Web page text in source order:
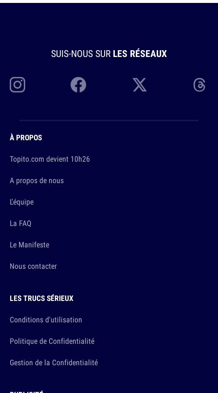
SUIS-NOUS SUR LES RÉSEAUX
À PROPOS
Topito.com devient 10h26
A propos de nous
L'équipe
La FAQ
Le Manifeste
Nous contacter
LES TRUCS SÉRIEUX
Conditions d'utilisation
Politique de Confidentialité
Gestion de la Confidentialité